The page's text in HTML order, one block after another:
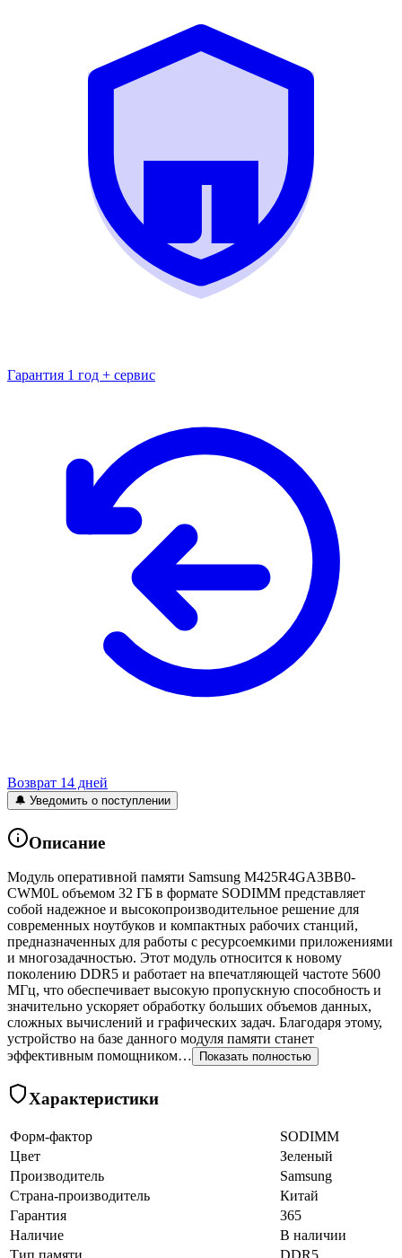
Гарантия 1 год + сервис
Возврат 14 дней
🔔 Уведомить о поступлении
Описание
Модуль оперативной памяти Samsung M425R4GA3BB0-
CWM0L объемом 32 ГБ в формате SODIMM представляет
собой надежное и высокопроизводительное решение для
современных ноутбуков и компактных рабочих станций,
предназначенных для работы с ресурсоемкими приложениями
и многозадачностью. Этот модуль относится к новому
поколению DDR5 и работает на впечатляющей частоте 5600
МГц, что обеспечивает высокую пропускную способность и
значительно ускоряет обработку больших объемов данных,
сложных вычислений и графических задач. Благодаря этому,
устройство на базе данного модуля памяти станет
эффективным помощником…
Показать полностью
Характеристики
Форм-фактор
SODIMM
Цвет
Зеленый
Производитель
Samsung
Страна-производитель
Китай
Гарантия
365
Наличие
В наличии
Тип памяти
DDR5